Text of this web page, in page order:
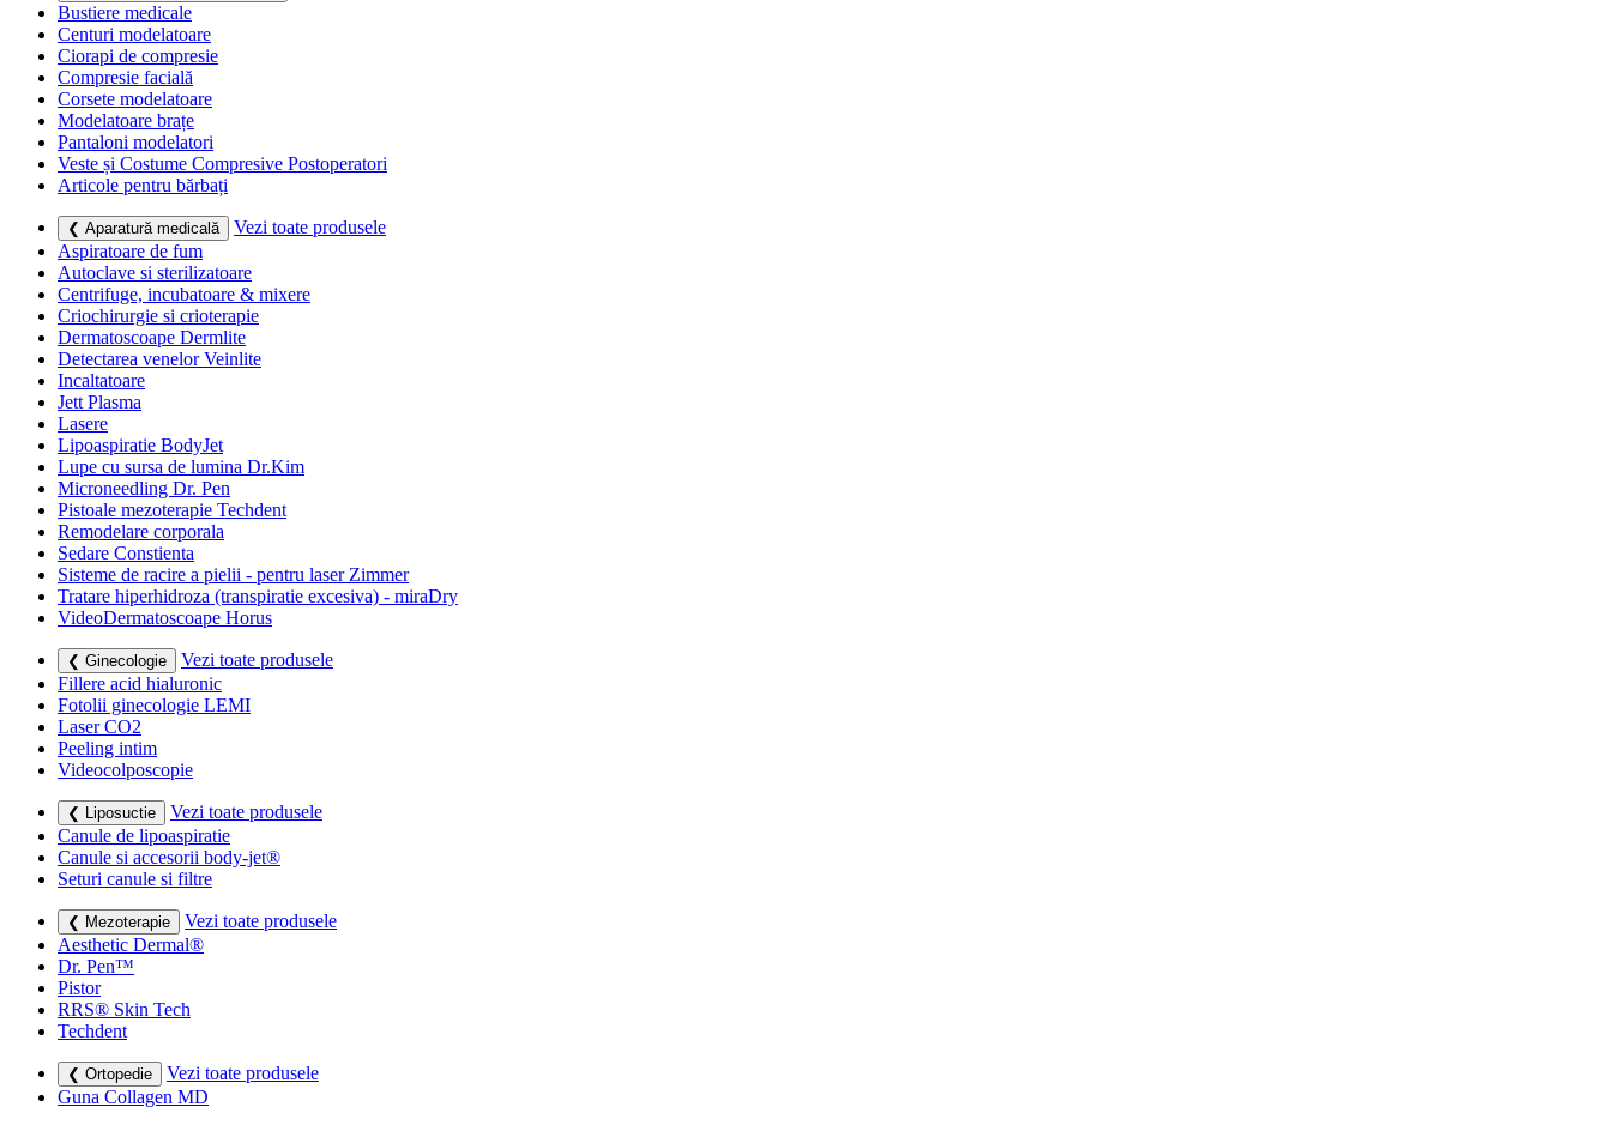
Bustiere medicale
Centuri modelatoare
Ciorapi de compresie
Compresie facială
Corsete modelatoare
Modelatoare brațe
Pantaloni modelatori
Veste și Costume Compresive Postoperatori
Articole pentru bărbați
❮ Aparatură medicală
Vezi toate produsele
Aspiratoare de fum
Autoclave si sterilizatoare
Centrifuge, incubatoare & mixere
Criochirurgie si crioterapie
Dermatoscoape Dermlite
Detectarea venelor Veinlite
Incaltatoare
Jett Plasma
Lasere
Lipoaspiratie BodyJet
Lupe cu sursa de lumina Dr.Kim
Microneedling Dr. Pen
Pistoale mezoterapie Techdent
Remodelare corporala
Sedare Constienta
Sisteme de racire a pielii - pentru laser Zimmer
Tratare hiperhidroza (transpiratie excesiva) - miraDry
VideoDermatoscoape Horus
❮ Ginecologie
Vezi toate produsele
Fillere acid hialuronic
Fotolii ginecologie LEMI
Laser CO2
Peeling intim
Videocolposcopie
❮ Liposuctie
Vezi toate produsele
Canule de lipoaspiratie
Canule si accesorii body-jet®
Seturi canule si filtre
❮ Mezoterapie
Vezi toate produsele
Aesthetic Dermal®
Dr. Pen™
Pistor
RRS® Skin Tech
Techdent
❮ Ortopedie
Vezi toate produsele
Guna Collagen MD